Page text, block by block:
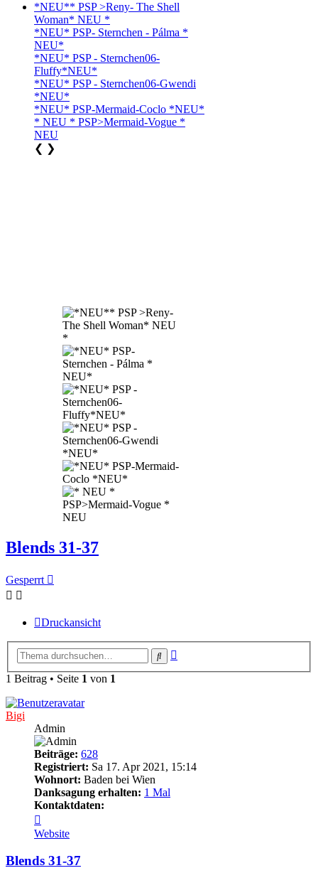
*NEU** PSP >Reny- The Shell
Woman* NEU *
*NEU* PSP- Sternchen - Pálma *
NEU*
*NEU* PSP - Sternchen06-
Fluffy*NEU*
*NEU* PSP - Sternchen06-Gwendi
*NEU*
*NEU* PSP-Mermaid-Coclo *NEU*
* NEU * PSP>Mermaid-Vogue *
NEU
❮ ❯
Blends 31-37
Gesperrt
Druckansicht
Suche
1 Beitrag • Seite 1 von 1
Bigi
Admin
Beiträge: 628
Registriert: Sa 17. Apr 2021, 15:14
Wohnort: Baden bei Wien
Danksagung erhalten: 1 Mal
Kontaktdaten:
von
Bigi
Website
Blends 31-37